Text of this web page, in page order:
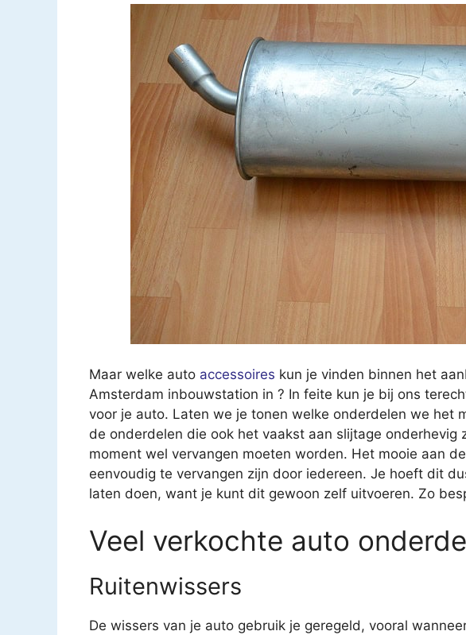
Maar welke auto accessoires kun je vinden binnen het
Amsterdam inbouwstation in ? In feite kun je bij ons
voor je auto. Laten we je tonen welke onderdelen we het
de onderdelen die ook het vaakst aan slijtage onderhevig
moment wel vervangen moeten worden. Het mooie aan
eenvoudig te vervangen zijn door iedereen. Je hoeft dit
laten doen, want je kunt dit gewoon zelf uitvoeren. Zo
Veel verkochte auto
Ruitenwissers
De wissers van je auto gebruik je geregeld, vooral